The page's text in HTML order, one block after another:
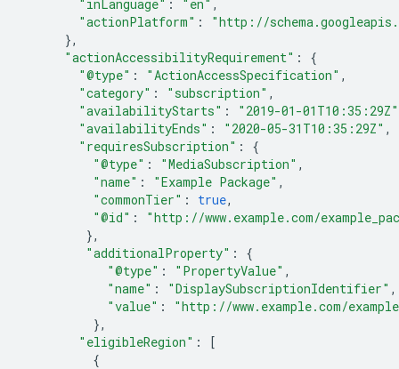
"inLanguage" : "en" ,
"actionPlatform" :
"http://
},
"actionAccessibilityRequirement" :
{
"@type" : "ActionAccessSpecification" ,
"category" : "subscription" ,
"availabilityStarts" :
"2019-01-01T10:35:29Z"
"availabilityEnds" : "2020-05-31T10:35:29Z" ,
"requiresSubscription" :
{
"@type" : "MediaSubscription" ,
"name" : "Example Package" ,
"commonTier" : true,
"@id" :
"http://www.example.com/
},
"additionalProperty" :
{
"@type" : "PropertyValue" ,
"name" : "DisplaySubscriptionIdentifier" ,
"value" :
"http://www.example.com/
},
"eligibleRegion" :
[
{